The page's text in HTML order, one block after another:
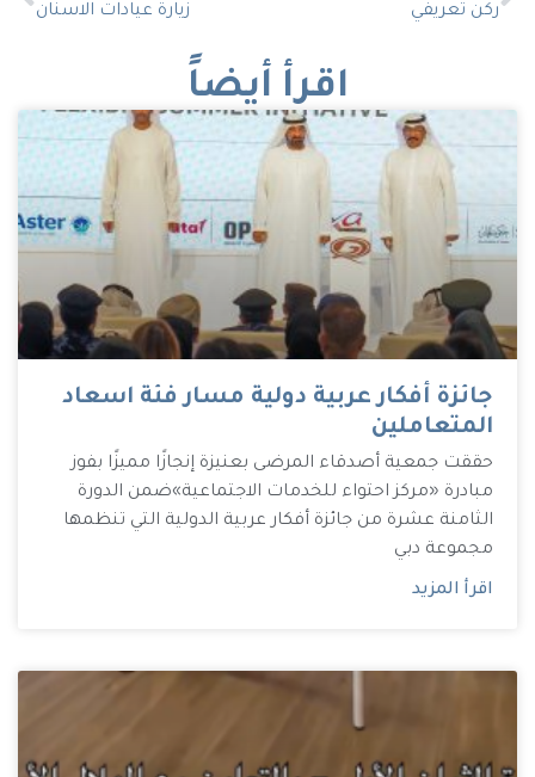
ركن تعريفي زيارة عيادات الاسنان
اقرأ أيضاً
جائزة أفكار عربية دولية مسار فئة اسعاد
المتعاملين
حققت جمعية أصدقاء المرضى بعنيزة إنجازًا مميزًا بفوز
مبادرة «مركز احتواء للخدمات الاجتماعية»ضمن الدورة
الثامنة عشرة من جائزة أفكار عربية الدولية التي تنظمها
مجموعة دبي
اقرأ المزيد